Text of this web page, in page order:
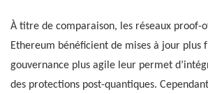
À titre de comparaison, les réseaux proof-
Ethereum bénéficient de mises à jour plus
gouvernance plus agile leur permet
des protections post-quantiques.